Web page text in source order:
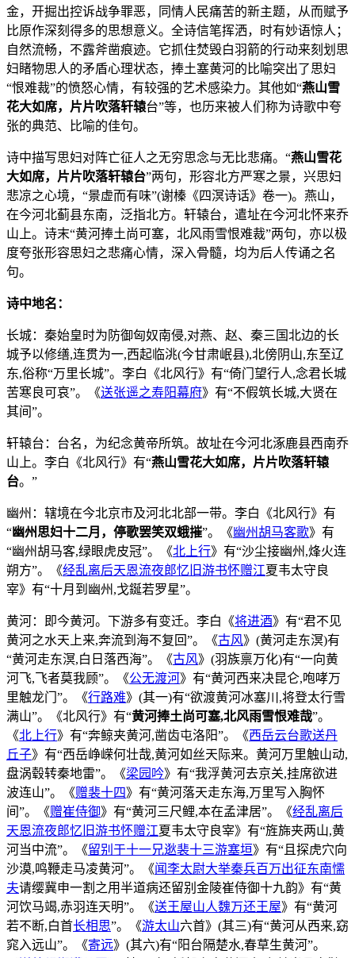
金，开掘出控诉战争罪恶，同情人民痛苦的新主题，从而赋予
比原作深刻得多的思想意义。全诗信笔挥洒，时有妙语惊人；
自然流畅，不露斧凿痕迹。它抓住焚毁白羽箭的行动来刻划思
妇睹物思人的矛盾心理状态，捧土塞黄河的比喻突出了思妇
“恨难裁”的愤怒心情，有较强的艺术感染力。其他如“燕山雪
花大如席，片片吹落轩辕台”等，也历来被人们称为诗歌中夸
张的典范、比喻的佳句。
诗中描写思妇对阵亡征人之无穷思念与无比悲痛。“燕山雪花
大如席，片片吹落轩辕台”两句，形容北方严寒之景，兴思妇
悲凉之心境，“景虚而有味”(谢榛《四溟诗话》卷一)。燕山，
在今河北蓟县东南，泛指北方。轩辕台，遣址在今河北怀来乔
山上。诗末“黄河捧土尚可塞，北风雨雪恨难裁”两句，亦以极
度夸张形容思妇之悲痛心情，深入骨髓，均为后人传诵之名
句。
诗中地名：
长城：秦始皇时为防御匈奴南侵,对燕、赵、秦三国北边的长
城予以修缮,连贯为一,西起临洮(今甘肃岷县),北傍阴山,东至辽
东,俗称“万里长城”。李白《北风行》有“倚门望行人,念君长城
苦寒良可哀”。《送张遥之寿阳幕府》有“不假筑长城,大贤在
其间”。
轩辕台：台名，为纪念黄帝所筑。故址在今河北涿鹿县西南乔
山上。李白《北风行》有“燕山雪花大如席，片片吹落轩辕
台。”
幽州：辖境在今北京市及河北北部一带。李白《北风行》有
“幽州思妇十二月，停歌罢笑双蛾摧”。《幽州胡马客歌》有
“幽州胡马客,绿眼虎皮冠”。《北上行》有“沙尘接幽州,烽火连
朔方”。《经乱离后天恩流夜郎忆旧游书怀赠江夏韦太守良
宰》有“十月到幽州,戈鋋若罗星”。
黄河：即今黄河。下游多有变迁。李白《将进酒》有“君不见
黄河之水天上来,奔流到海不复回”。《古风》(黄河走东溟)有
“黄河走东溟,白日落西海”。《古风》(羽族禀万化)有“一向黄
河飞,飞者莫我顾”。《公无渡河》有“黄河西来决昆仑,咆哮万
里触龙门”。《行路难》(其一)有“欲渡黄河冰塞川,将登太行雪
满山”。《北风行》有“黄河捧土尚可塞,北风雨雪恨难哉”。
《北上行》有“奔鲸夹黄河,凿齿屯洛阳”。《西岳云台歌送丹
丘子》有“西岳峥嵘何壮哉,黄河如丝天际来。黄河万里触山动,
盘涡毂转秦地雷”。《梁园吟》有“我浮黄河去京关,挂席欲进
波连山”。《赠裴十四》有“黄河落天走东海,万里写入胸怀
间”。《赠崔侍御》有“黄河三尺鲤,本在孟津居”。《经乱离后
天恩流夜郎忆旧游书怀赠江夏韦太守良宰》有“旌旆夹两山,黄
河当中流”。《留别于十一兄逖裴十三游塞垣》有“且探虎穴向
沙漠,鸣鞭走马凌黄河”。《闻李太尉大举秦兵百万出征东南懦
夫请缨冀申一割之用半道病还留别金陵崔侍御十九韵》有“黄
河饮马竭,赤羽连天明”。《送王屋山人魏万还王屋》有“黄河
若不断,白首长相思”。《游太山六首》(其三)有“黄河从西来,窈
窕入远山”。《寄远》(其六)有“阳台隔楚水,春草生黄河”。